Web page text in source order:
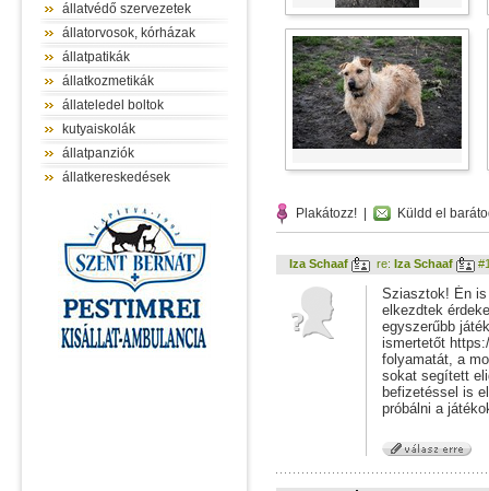
állatvédő szervezetek
állatorvosok, kórházak
állatpatikák
állatkozmetikák
állateledel boltok
kutyaiskolák
állatpanziók
állatkereskedések
Plakátozz! Küldd el
Iza Schaaf re: Iza Schaaf
Sziasztok! Én is
elkezdtek
egyszerűbb
ismertetőt
folyamatát, a
sokat segített
befizetéssel is
próbálni a